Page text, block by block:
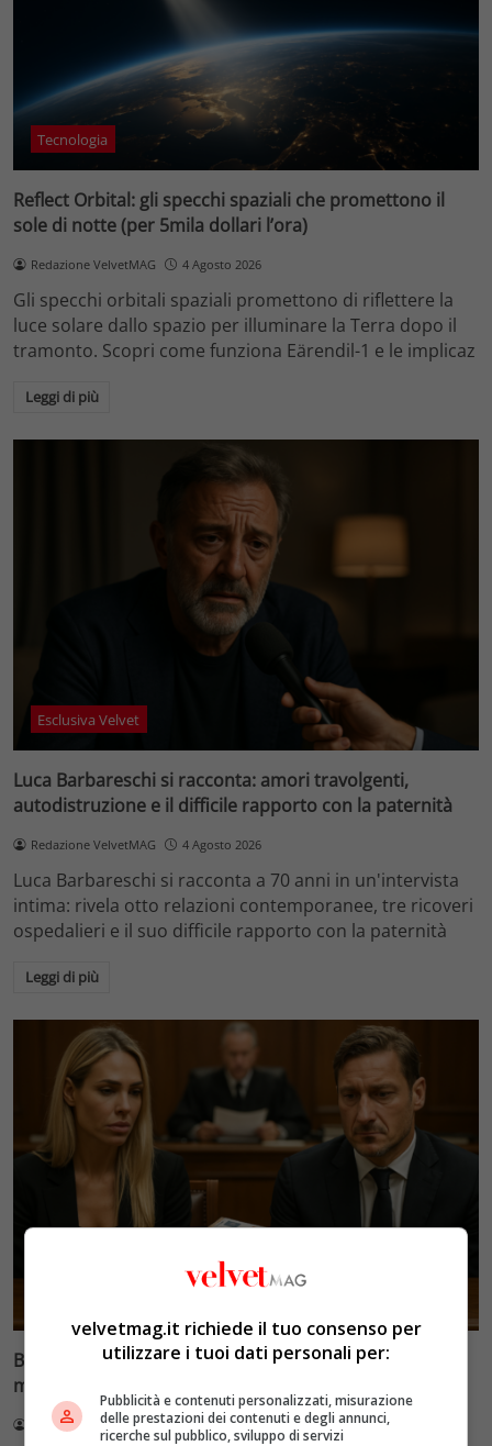
Tecnologia
Reflect Orbital: gli specchi spaziali che promettono il
sole di notte (per 5mila dollari l’ora)
Redazione VelvetMAG 4 Agosto 2026
Gli specchi orbitali spaziali promettono di riflettere la
luce solare dallo spazio per illuminare la Terra dopo il
tramonto. Scopri come funziona Eärendil-1 e le implicaz
Leggi di più
Esclusiva Velvet
Luca Barbareschi si racconta: amori travolgenti,
autodistruzione e il difficile rapporto con la paternità
Redazione VelvetMAG 4 Agosto 2026
Luca Barbareschi si racconta a 70 anni in un'intervista
intima: rivela otto relazioni contemporanee, tre ricoveri
ospedalieri e il suo difficile rapporto con la paternità
Leggi di più
Blasi vs Totti: il giudice riduce l’assegno di
mantenimento a 10.900 euro
Redazione VelvetMAG 4 Agosto 2026
velvetmag.it richiede il tuo consenso per
utilizzare i tuoi dati personali per:
Pubblicità e contenuti personalizzati, misurazione
delle prestazioni dei contenuti e degli annunci,
ricerche sul pubblico, sviluppo di servizi